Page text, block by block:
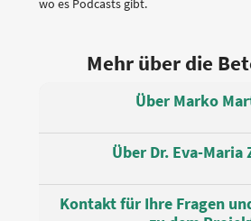
wo es Podcasts gibt.
Mehr über die
Über Marko
Über Dr. Eva-Maria
Kontakt für Ihre Fragen